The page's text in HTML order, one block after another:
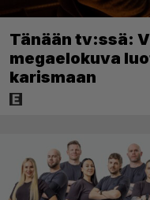
Tänään tv:ssä:
megaelokuva
karismaan